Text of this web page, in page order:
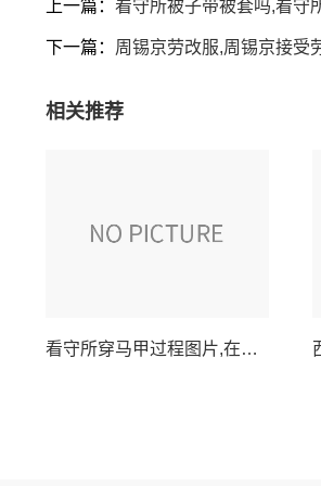
上一篇： 看守所被子带被套吗,看守
下一篇： 周锡京劳改服,周锡京接受
相关推荐
看守所穿马甲过程图片,在押人员更换马甲全程记录照片展示